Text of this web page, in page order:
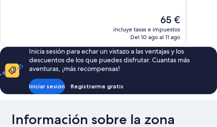
El
precio
actual
de
65 €
65 €
incluye tasas e impuestos
Del 10 ago al 11 ago
Inicia sesión para echar un vistazo a las ventajas y los
descuentos de los que puedes disfrutar. Cuantas más
aventuras, ¡más recompensas!
Iniciar sesión Registrarme gratis
Información sobre la zona